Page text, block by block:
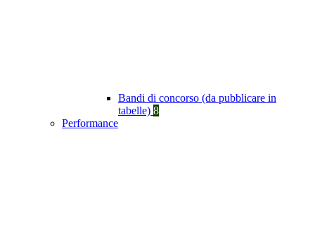
Bandi di concorso (da pubblicare in
tabelle) 8
Performance